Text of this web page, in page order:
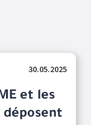
30.05.2025
et les